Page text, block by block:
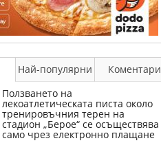
Най-популярни
Коментари
Ползването на
лекоатлетическата писта около
тренировъчния терен на
стадион „Берое“ се осъществява
само чрез електронно плащане